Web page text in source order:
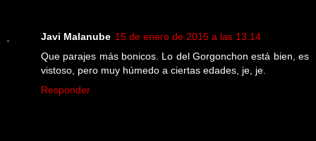
Javi Malanube 15 de enero de 2015 a las 13:14
Que parajes más bonicos. Lo del Gorgonchon está bien, es
vistoso, pero muy húmedo a ciertas edades, je, je.
Responder